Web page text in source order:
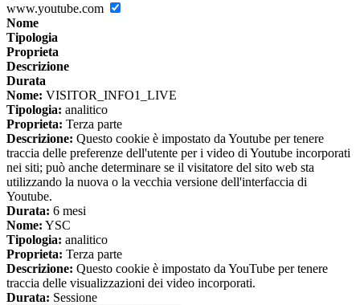
www.youtube.com
Nome
Tipologia
Proprieta
Descrizione
Durata
Nome: VISITOR_INFO1_LIVE
Tipologia: analitico
Proprieta: Terza parte
Descrizione: Questo cookie è impostato da Youtube per tenere
traccia delle preferenze dell'utente per i video di Youtube incorporati
nei siti; può anche determinare se il visitatore del sito web sta
utilizzando la nuova o la vecchia versione dell'interfaccia di
Youtube.
Durata: 6 mesi
Nome: YSC
Tipologia: analitico
Proprieta: Terza parte
Descrizione: Questo cookie è impostato da YouTube per tenere
traccia delle visualizzazioni dei video incorporati.
Durata: Sessione